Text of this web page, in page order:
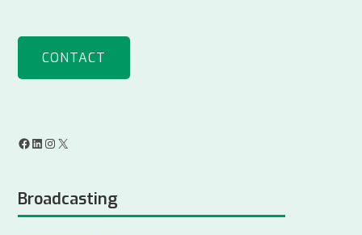
CONTACT
F
c
e
L
n
k
s
t
X
Broadcasting